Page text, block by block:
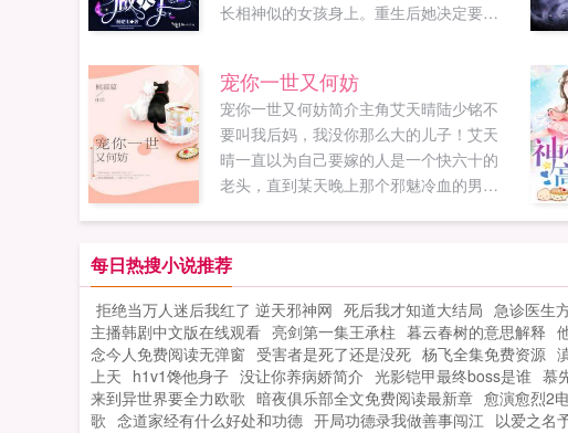
长相神似的女孩身上。重生后她决定要好
人？！前世，沈栀瑶比他大3岁，总是仰仗
着姐姐的身份欺负他，也会时不时的治愈
他。还会在顾言最需要的时候出现保护他
就是方式简单粗暴了些。重生后，顾言对
她一见钟情。再次见面，他英雄救美，她
撒腿就跑。兄弟看不下去了，她就是个养
下，不许说她。（简介仅供参考，详情书
里请）如果您喜欢重生后反派重新做人
了，别忘记分享给朋友...
宠你一世又何妨
宠你一世又何妨简介主角艾天晴陆少铭不
要叫我后妈，我没你那么大的儿子！艾天
晴一直以为自己要嫁的人是一个快六十的
老头，直到某天晚上那个邪魅冷血的男人
妨最新章节全文免费阅读！。...
每日热搜小说推荐
拒绝当万人迷后我红了 逆天邪神网 死后我才知道大结局 急诊医生
主播韩剧中文版在线观看 亮剑第一集王承柱 暮云春树的意思解释
念今人免费阅读无弹窗 受害者是死了还是没死 杨飞全集免费资源
上天 h1v1馋他身子 没让你养病娇简介 光影铠甲最终boss是谁 慕
来到异世界要全力欧歌 暗夜俱乐部全文免费阅读最新章 愈演愈烈2
歌 念道家经有什么好处和功德 开局功德录我做善事闯江 以爱之名